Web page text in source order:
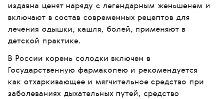
издавна ценят наряду с легендарным женьшенем и
включают в состав современных рецептов для
лечения одышки, кашля, болей, применяют в
детской практике.
В России корень солодки включен в
Государственную фармакопею и рекомендуется
как отхаркивающее и мягчительное средство при
заболеваниях дыхательных путей, средство